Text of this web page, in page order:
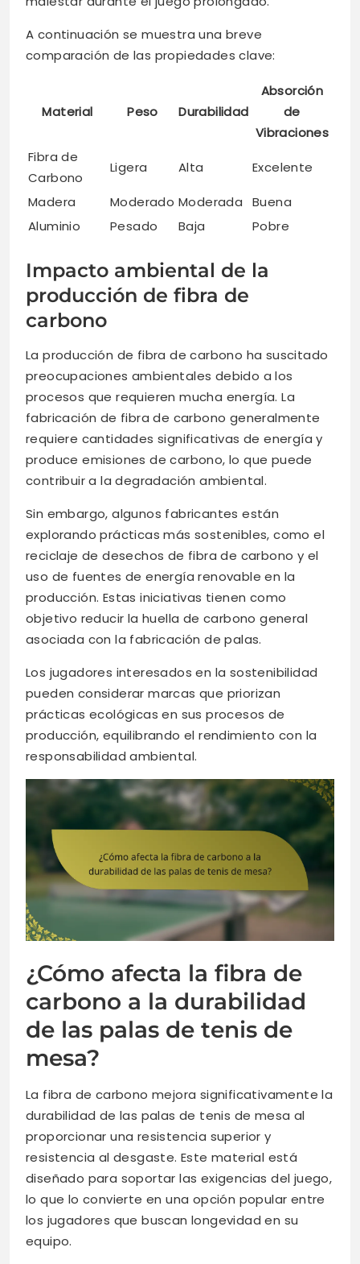
A continuación se muestra una breve
comparación de las propiedades clave:
Material Peso Durabilidad
Absorción
de
Vibraciones
Fibra de
Carbono
Ligera Alta Excelente
Madera Moderado Moderada
Buena
Aluminio
Pesado Baja Pobre
Impacto ambiental de la
producción de fibra de
carbono
La producción de fibra de carbono ha suscitado
preocupaciones ambientales debido a los
procesos que requieren mucha energía. La
fabricación de fibra de carbono generalmente
requiere cantidades significativas de energía y
produce emisiones de carbono, lo que puede
contribuir a la degradación ambiental.
Sin embargo, algunos fabricantes están
explorando prácticas más sostenibles, como el
reciclaje de desechos de fibra de carbono y el
uso de fuentes de energía renovable en la
producción. Estas iniciativas tienen como
objetivo reducir la huella de carbono general
asociada con la fabricación de palas.
Los jugadores interesados en la sostenibilidad
pueden considerar marcas que priorizan
prácticas ecológicas en sus procesos de
producción, equilibrando el rendimiento con la
responsabilidad ambiental.
¿Cómo afecta la fibra de
carbono a la durabilidad
de las palas de tenis de
mesa?
La fibra de carbono mejora significativamente la
durabilidad de las palas de tenis de mesa al
proporcionar una resistencia superior y
resistencia al desgaste. Este material está
diseñado para soportar las exigencias del juego,
lo que lo convierte en una opción popular entre
los jugadores que buscan longevidad en su
equipo.